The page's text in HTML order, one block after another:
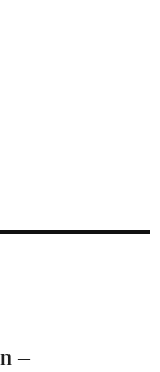
–